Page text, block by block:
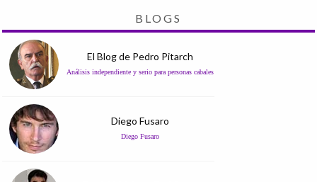
BLOGS
El Blog de Pedro Pitarch
Análisis independiente y serio para personas cabales
Diego Fusaro
Diego Fusaro